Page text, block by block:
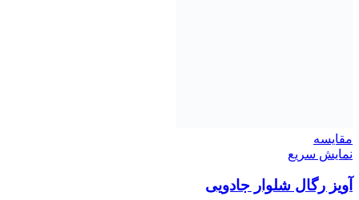
مقايسه
نمایش سریع
آویز رگال شلوار جادویی